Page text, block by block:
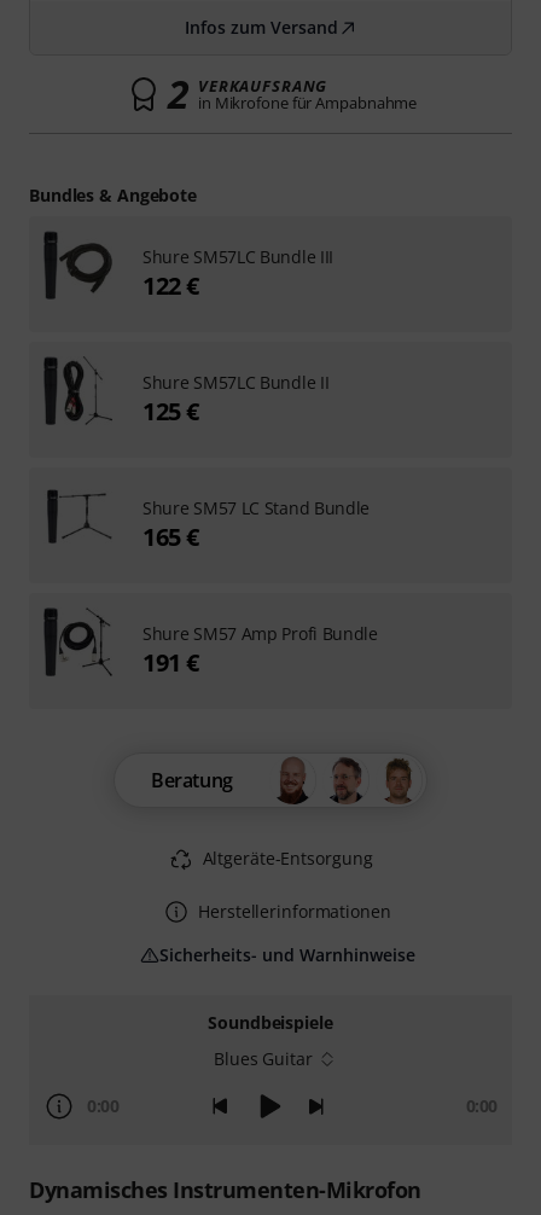
Soundbeispiele
Blues Guitar
0:00 0:00
Dynamisches Instrumenten-Mikrofon
Infos zum Versand
2 VERKAUFSRANG
in Mikrofone für Ampabnahme
Beratung
Altgeräte-Entsorgung
Herstellerinformationen
Sicherheits- und Warnhinweise
Bundles & Angebote
Shure SM57LC Bundle III
122 €
Shure SM57LC Bundle II
125 €
Shure SM57 LC Stand Bundle
165 €
Shure SM57 Amp Profi Bundle
191 €